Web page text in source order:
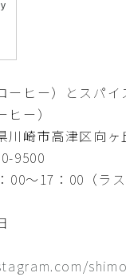
ーヒー）とスパ
ー）
川崎市高津区向ヶ
9500
00〜17：00（ラ